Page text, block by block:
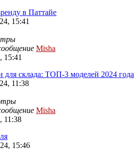
в Паттайе
15:41
Misha
15:41
склада: ТОП-3 моделей 2024 года
11:38
Misha
11:38
15:46